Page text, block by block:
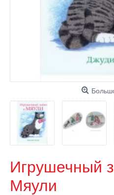
Игрушечный
Мяули